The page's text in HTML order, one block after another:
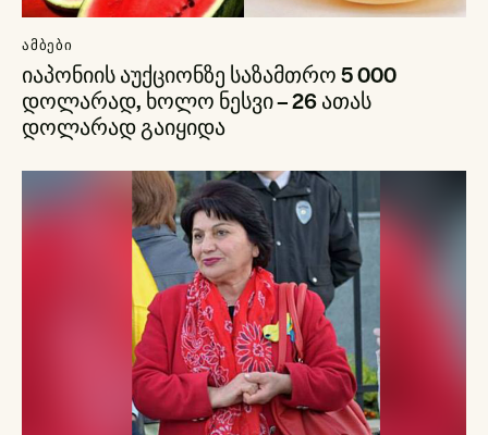
ᲐᲛᲑᲔᲑᲘ
იაპონიის აუქციონზე საზამთრო 5 000
დოლარად, ხოლო ნესვი – 26 ათას
დოლარად გაიყიდა